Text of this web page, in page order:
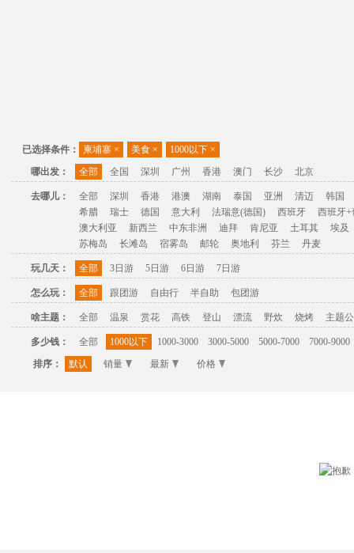
已选择条件： 柬埔寨 × 美食 × 1000以下 ×
哪出发：
全部 全国 深圳 广州 香港 澳门 长沙 北京
去哪儿： 全部 深圳 香港 港澳 湖南 泰国 亚洲 清迈
韩国
希腊
瑞士 德国 意大利 法瑞意(德国) 西班牙
西班牙+
澳大利亚
新西兰 中东非洲 迪拜 肯尼亚 土耳其
埃及
苏梅岛
长滩岛 宿雾岛 邮轮 奥地利 芬兰 丹麦
玩几天： 全部 3日游 5日游 6日游 7日游
怎么玩： 全部 跟团游 自由行 半自助 包团游
啥主题： 全部 温泉 赏花 高铁 登山 漂流 野炊 烧烤 主题
多少钱： 全部 1000以下 1000-3000 3000-5000 5000-7000
7000-9000
排序：
默认 销量 最新 价格